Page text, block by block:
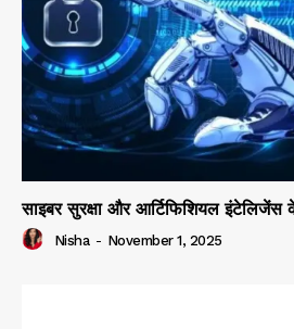
साइबर सुरक्षा और आर्टिफिशियल
Nisha - November 1, 2025